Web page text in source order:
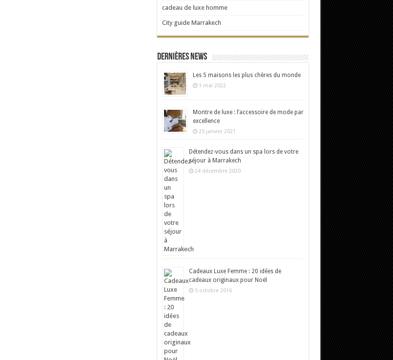
cadeau de luxe homme
City guide Marrakech
Dernières news
Les 5 maisons les plus chères du monde
1 mai 2022
Montre de luxe : l’accessoire de mode par
excellence
25 janvier 2021
Détendez-vous dans un spa lors de votre
séjour à Marrakech
24 décembre 2020
Cadeaux Luxe Femme : 20 idées de
cadeaux originaux pour Noël
5 octobre 2016